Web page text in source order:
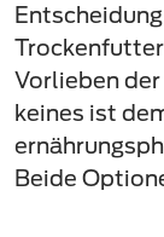
Vorlieben
keines ist
Beide